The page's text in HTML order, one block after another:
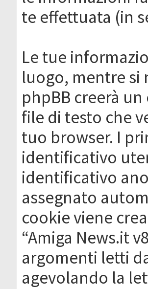
te effettuata (in
Le tue
luogo, mentre si
phpBB creerà
file di testo che
tuo browser. I
identificativo
identificativo
assegnato
cookie viene
“Amiga News.it
argomenti letti
agevolando la